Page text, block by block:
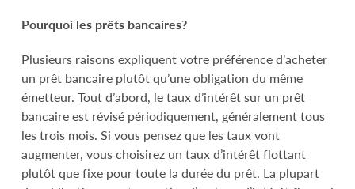
Pourquoi les prêts bancaires?
Plusieurs raisons expliquent votre préférence d’acheter
un prêt bancaire plutôt qu’une obligation du même
émetteur. Tout d’abord, le taux d’intérêt sur un prêt
bancaire est révisé périodiquement, généralement tous
les trois mois. Si vous pensez que les taux vont
augmenter, vous choisirez un taux d’intérêt flottant
plutôt que fixe pour toute la durée du prêt. La plupart